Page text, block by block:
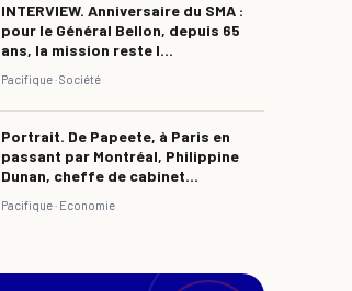
INTERVIEW. Anniversaire du SMA :
pour le Général Bellon, depuis 65
ans, la mission reste l...
Pacifique ·Société
Portrait. De Papeete, à Paris en
passant par Montréal, Philippine
Dunan, cheffe de cabinet...
Pacifique · Economie